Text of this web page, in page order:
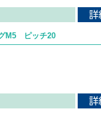
M5 ピッチ20